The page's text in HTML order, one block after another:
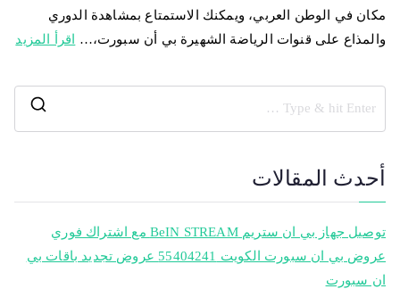
مكان في الوطن العربي، ويمكنك الاستمتاع بمشاهدة الدوري
والمذاع على قنوات الرياضة الشهيرة بي أن سبورت،…
اقرأ المزيد
أحدث المقالات
توصيل جهاز بي ان ستريم BeIN STREAM مع اشتراك فوري
عروض بي ان سبورت الكويت 55404241 عروض تجديد باقات بي
ان سبورت